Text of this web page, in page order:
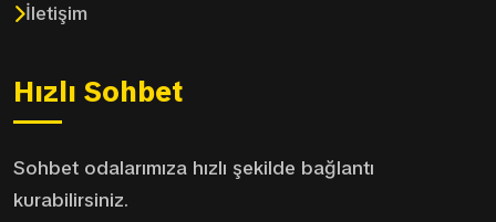
İletişim
Hızlı Sohbet
Sohbet odalarımıza hızlı şekilde bağlantı
kurabilirsiniz.